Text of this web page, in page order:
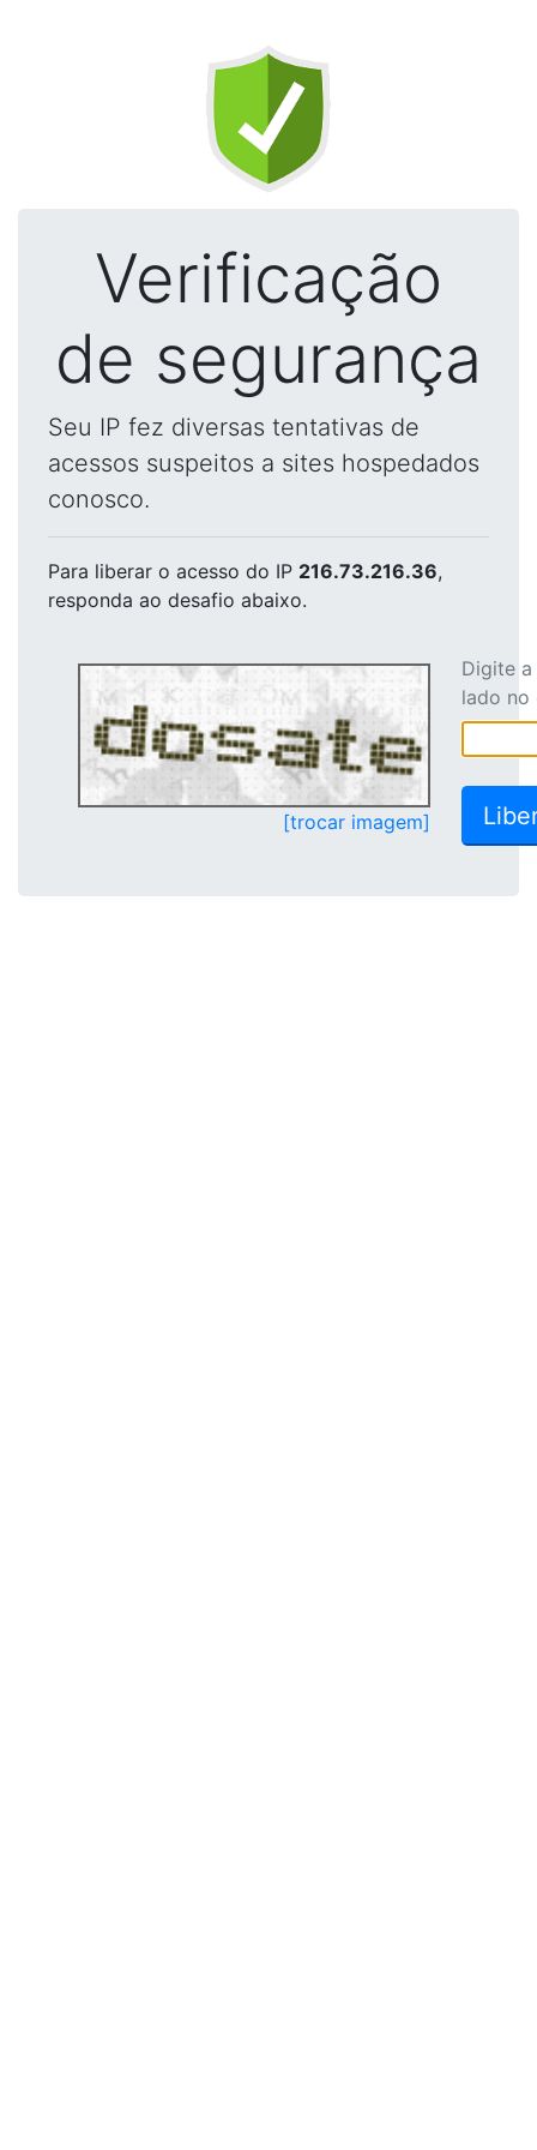
Verificação
de segurança
Seu IP fez diversas tentativas de
acessos suspeitos a sites hospedados
conosco.
Para liberar o acesso do IP 216.73.216.36,
responda ao desafio abaixo.
[trocar imagem]
Digite
lado no